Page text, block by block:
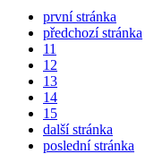
první stránka
předchozí stránka
11
12
13
14
15
další stránka
poslední stránka